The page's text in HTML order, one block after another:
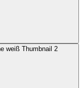
Fidlock Hermetische Medi-Trockentasche weiß Thumbnail 2